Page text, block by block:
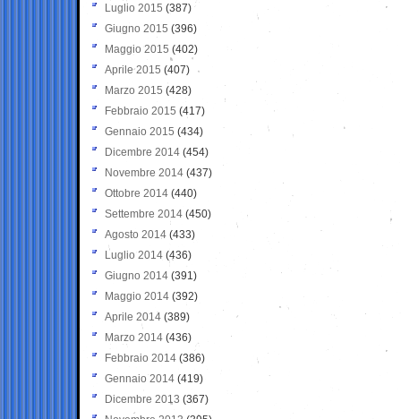
Luglio 2015 (387)
Giugno 2015 (396)
Maggio 2015 (402)
Aprile 2015 (407)
Marzo 2015 (428)
Febbraio 2015 (417)
Gennaio 2015 (434)
Dicembre 2014 (454)
Novembre 2014 (437)
Ottobre 2014 (440)
Settembre 2014 (450)
Agosto 2014 (433)
Luglio 2014 (436)
Giugno 2014 (391)
Maggio 2014 (392)
Aprile 2014 (389)
Marzo 2014 (436)
Febbraio 2014 (386)
Gennaio 2014 (419)
Dicembre 2013 (367)